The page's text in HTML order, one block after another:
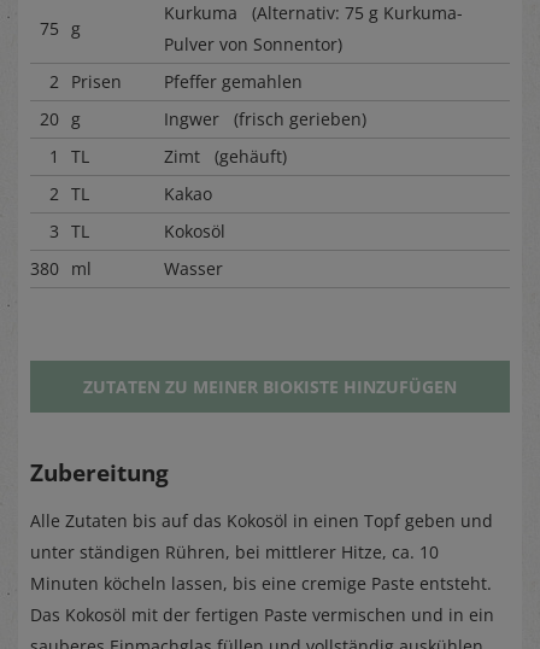
75 g
Kurkuma (Alternativ: 75 g Kurkuma-
Pulver von Sonnentor)
2 Prisen
Pfeffer gemahlen
20 g
Ingwer (frisch gerieben)
1
TL
Zimt (gehäuft)
2 TL
Kakao
3 TL
Kokosöl
380 ml Wasser
ZUTATEN ZU MEINER BIOKISTE HINZUFÜGEN
Zubereitung
Alle Zutaten bis auf das Kokosöl in einen Topf geben und
unter ständigen Rühren, bei mittlerer Hitze, ca. 10
Minuten köcheln lassen, bis eine cremige Paste entsteht.
Das Kokosöl mit der fertigen Paste vermischen und in ein